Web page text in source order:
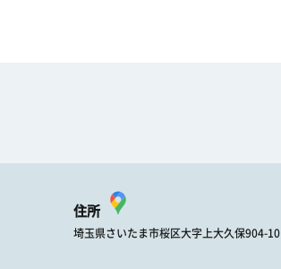
住所
埼玉県さいたま市桜区大字上大久保904-10